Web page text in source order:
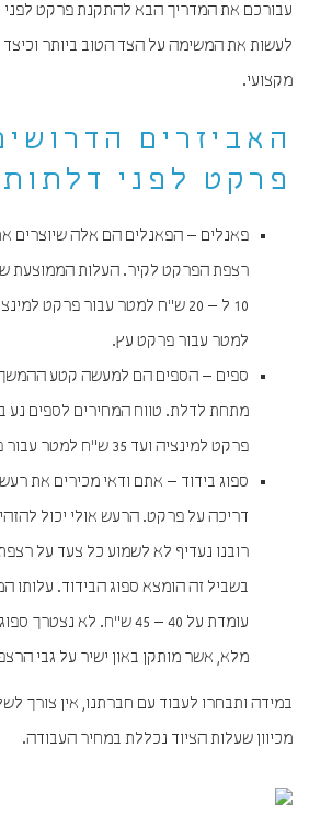
עבורכם את המדריך הבא להתקנת פרקט
לעשות את המשימה על הצד הטוב ביותר
מקצועי.
האביזרים
פרקט לפני דלתות
פאנלים – הפאנלים הם אלה שיוצרים
רצפת הפרקט לקיר. העלות הממוצעת
למטר עבור פרקט עץ.
ספים – הספים הם למעשה קטע
פרקט למינציה ועד 35 ש"ח למטר עבור פרקט עץ.
ספוג בידוד – אתם ודאי מכירים את
דריכה על פרקט. הרעש אולי יכול
רובנו נעדיף לא לשמוע כל צעד על
בשביל זה הומצא ספוג הבידוד. עלותו
עומדת על 40 – 45 ש"ח. לא
מלא, אשר מותקן באון ישיר על גבי
במידה ותבחרו לעבוד עם חברתנו, אין צורך
מכיוון שעלות הציוד נכללת במחיר העבודה.